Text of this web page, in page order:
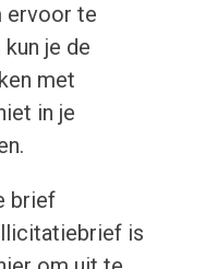
ervoor te
je de
met
in je
brief
is